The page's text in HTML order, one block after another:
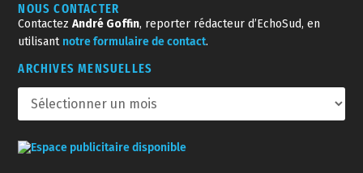
NOUS CONTACTER
ContactezAndré Goffin, reporter rédacteur d’EchoSud, en
utilisant notre formulaire de contact.
ARCHIVES MENSUELLES